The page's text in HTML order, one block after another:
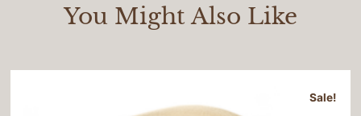
You Might Also Like
Sale!